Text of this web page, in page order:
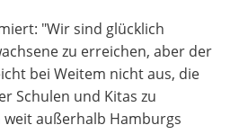
"Wir sind glücklich
zu erreichen, aber der
bei Weitem nicht aus, die
Schulen und Kitas zu
weit außerhalb Hamburgs